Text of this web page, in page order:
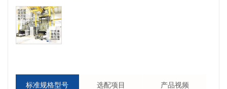
标准规格型号 选配项目 产品视频